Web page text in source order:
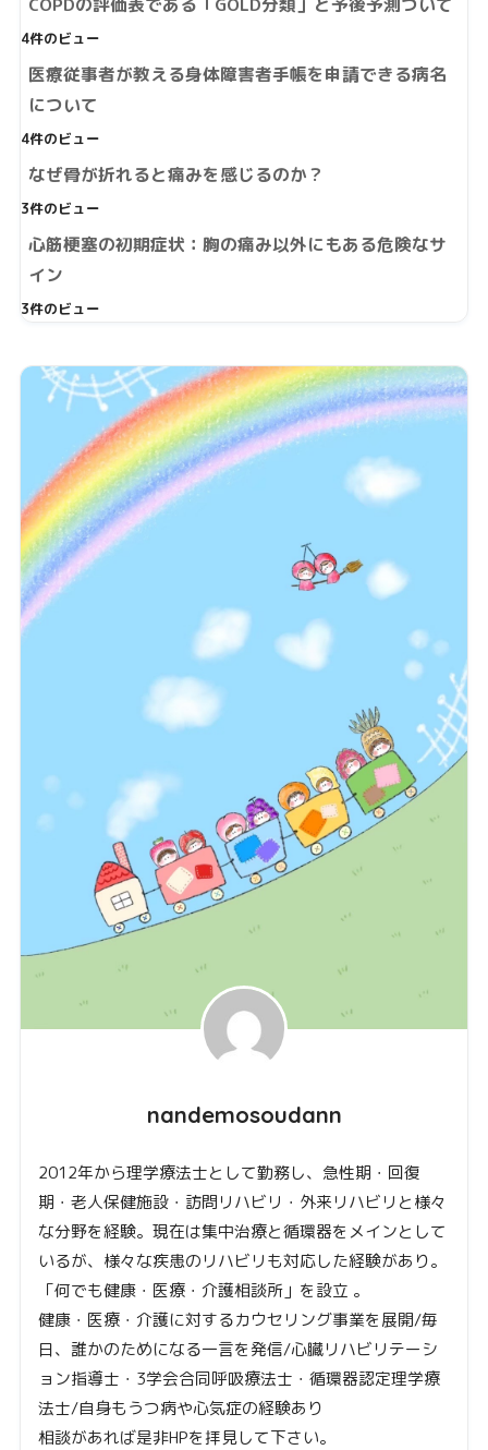
4件のビュー
医療従事者が教える身体障害者手帳を申請できる病名
について
4件のビュー
なぜ骨が折れると痛みを感じるのか？
3件のビュー
心筋梗塞の初期症状：胸の痛み以外にもある危険なサ
イン
3件のビュー
nandemosoudann
2012年から理学療法士として勤務し、急性期・回復
期・老人保健施設・訪問リハビリ・外来リハビリと様々
な分野を経験。現在は集中治療と循環器をメインとして
いるが、様々な疾患のリハビリも対応した経験があり。
「何でも健康・医療・介護相談所」を設立 。
健康・医療・介護に対するカウセリング事業を展開/毎
日、誰かのためになる一言を発信/心臓リハビリテーシ
ョン指導士・3学会合同呼吸療法士・循環器認定理学療
法士/自身もうつ病や心気症の経験あり
相談があれば是非HPを拝見して下さい。